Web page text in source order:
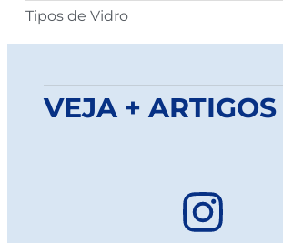
Tipos de Vidro
VEJA + ARTIGOS